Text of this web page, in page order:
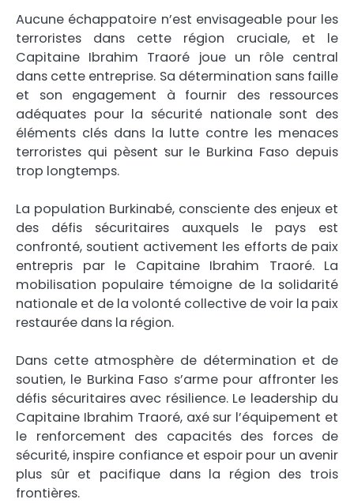
Aucune échappatoire n’est envisageable pour les
terroristes dans cette région cruciale, et le
Capitaine Ibrahim Traoré joue un rôle central
dans cette entreprise. Sa détermination sans faille
et son engagement à fournir des ressources
adéquates pour la sécurité nationale sont des
éléments clés dans la lutte contre les menaces
terroristes qui pèsent sur le Burkina Faso depuis
trop longtemps.
La population Burkinabé, consciente des enjeux et
des défis sécuritaires auxquels le pays est
confronté, soutient activement les efforts de paix
entrepris par le Capitaine Ibrahim Traoré. La
mobilisation populaire témoigne de la solidarité
nationale et de la volonté collective de voir la paix
restaurée dans la région.
Dans cette atmosphère de détermination et de
soutien, le Burkina Faso s’arme pour affronter les
défis sécuritaires avec résilience. Le leadership du
Capitaine Ibrahim Traoré, axé sur l’équipement et
le renforcement des capacités des forces de
sécurité, inspire confiance et espoir pour un avenir
plus sûr et pacifique dans la région des trois
frontières.